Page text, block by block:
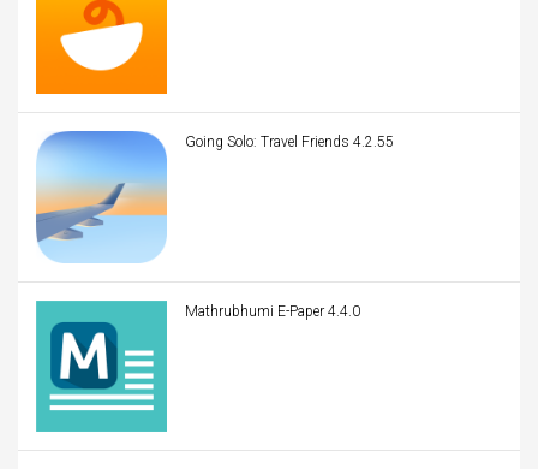
Going Solo: Travel Friends 4.2.55
Mathrubhumi E-Paper 4.4.0